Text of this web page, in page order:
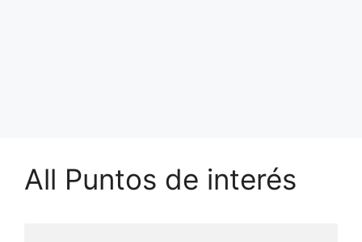
All Puntos de interés